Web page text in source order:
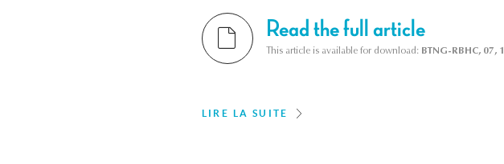
Read the full article
This article is available for download: BTNG-RBHC, 07,
LIRE LA SUITE